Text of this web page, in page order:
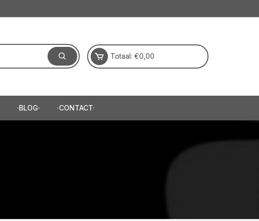
Totaal: €0,00
·BLOG· ·CONTACT·